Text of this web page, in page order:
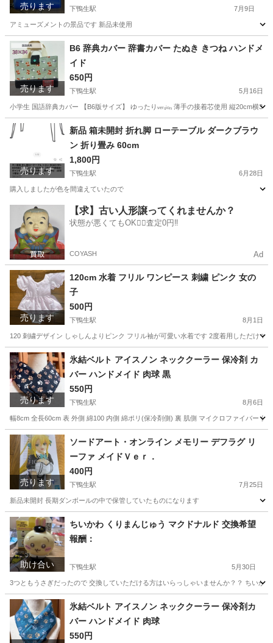
売ります 下鴨生駅 7月9日
アミューズメントの景品です 新品未使用
福岡 嘉麻市 下鴨生駅 その他
売ります
B6 辞典カバー 辞書カバー たぬき きつね ハンドメ
イド
650円
下鴨生駅 5月16日
小学生 国語辞典カバー 【B6版サイズ】 ゆったりᵥₑᵣₛᵢₒₙ 薄手の接着芯使用 縦20cm横
福岡 嘉麻市 下鴨生駅 キッズ用品
売ります
新品 箱未開封 折れ脚 ローテーブル ダークブラウ
ン 折り畳み 60cm
1,800円
下鴨生駅 6月28日
購入しましたが色を間違えていたので
嘉麻市 下鴨生駅 テーブル ロー
【求】古い人形譲ってくれませんか？
状態が悪くてもOK🙆‍♀️査定0円‼️
COYASH Ad
売ります
120cm 水着 フリル ワンピース 刺繍 ピンク 女の
子
500円
下鴨生駅 8月1日
120 刺繍デザイン しゃしんよりピンク フリル袖が可愛い水着です 2度着用しただけです
福岡 嘉麻市 下鴨生駅 キッズ用品
売ります
氷結ベルト アイスノン ネッククーラー 保冷剤 カ
バー ハンドメイド 肉球 黒
550円
下鴨生駅 8月6日
幅8cm 全長60cm 表 外側 綿100 内側 綿ポリ(保冷剤側) 裏 肌側 マイクロファイバー
福岡 嘉麻市 下鴨生駅 その他 保冷剤
売ります
ソードアート・オンライン メモリー デフラグ リ
ーファ メイドＶｅｒ．
400円
下鴨生駅 7月25日
新品未開封 長期ダンボールの中で保管していたものになります
福岡 嘉麻市 下鴨生駅 フィギュア
助け合い
ちいかわ くりまんじゅう マクドナルド 交換希望
報酬：
下鴨生駅 5月30日
3つともうさぎだったので 交換していただける方はいらっしゃいませんか？？ ちいか
福岡 嘉麻市 下鴨生駅 交換したい
氷結ベルト アイスノン ネッククーラー 保冷剤カ
バー ハンドメイド 肉球
550円